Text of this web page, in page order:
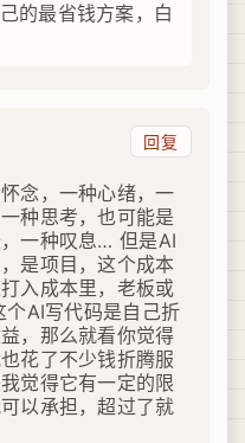
的最省钱方案，白
回复
念，一种心绪，一
种思考，也可能是
一种叹息… 但是AI
是项目，这个成本
入成本里，老板或
AI写代码是自己折
，那么就看你觉得
花了不少钱折腾服
觉得它有一定的限
以承担，超过了就